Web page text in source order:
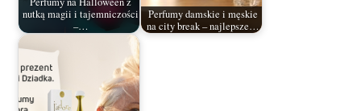
nutką magii i tajemniczości
–…
Perfumy damskie i męskie
na city break – najlepsze…